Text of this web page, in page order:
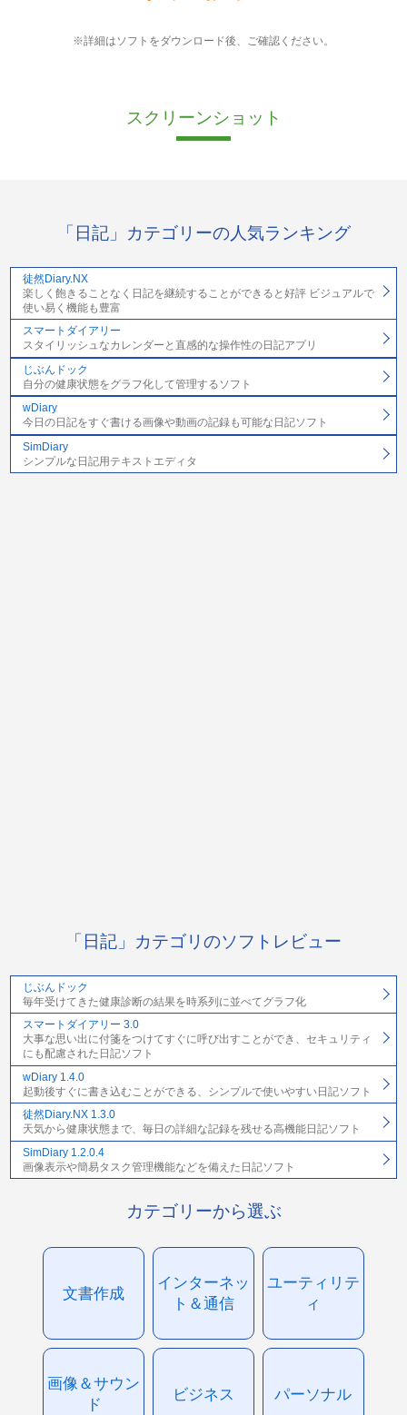
※詳細はソフトをダウンロード後、ご確認ください。
スクリーンショット
「日記」カテゴリーの人気ランキング
徒然Diary.NX
楽しく飽きることなく日記を継続することができると好評 ビジュアルで
使い易く機能も豊富
スマートダイアリー
スタイリッシュなカレンダーと直感的な操作性の日記アプリ
じぶんドック
自分の健康状態をグラフ化して管理するソフト
wDiary
今日の日記をすぐ書ける画像や動画の記録も可能な日記ソフト
SimDiary
シンプルな日記用テキストエディタ
「日記」カテゴリのソフトレビュー
じぶんドック
毎年受けてきた健康診断の結果を時系列に並べてグラフ化
スマートダイアリー 3.0
大事な思い出に付箋をつけてすぐに呼び出すことができ、セキュリティ
にも配慮された日記ソフト
wDiary 1.4.0
起動後すぐに書き込むことができる、シンプルで使いやすい日記ソフト
徒然Diary.NX 1.3.0
天気から健康状態まで、毎日の詳細な記録を残せる高機能日記ソフト
SimDiary 1.2.0.4
画像表示や簡易タスク管理機能などを備えた日記ソフト
カテゴリーから選ぶ
文書作成
インターネッ
ト＆通信
ユーティリテ
ィ
画像＆サウン
ド
ビジネス パーソナル